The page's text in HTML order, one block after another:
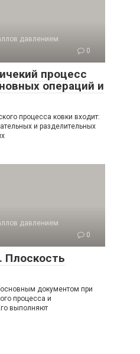
давлением
0
процесс
операций и
процесса ковки входит:
и разделительных
давлением
0
Плоскость
документом при
процесса и
выполняют